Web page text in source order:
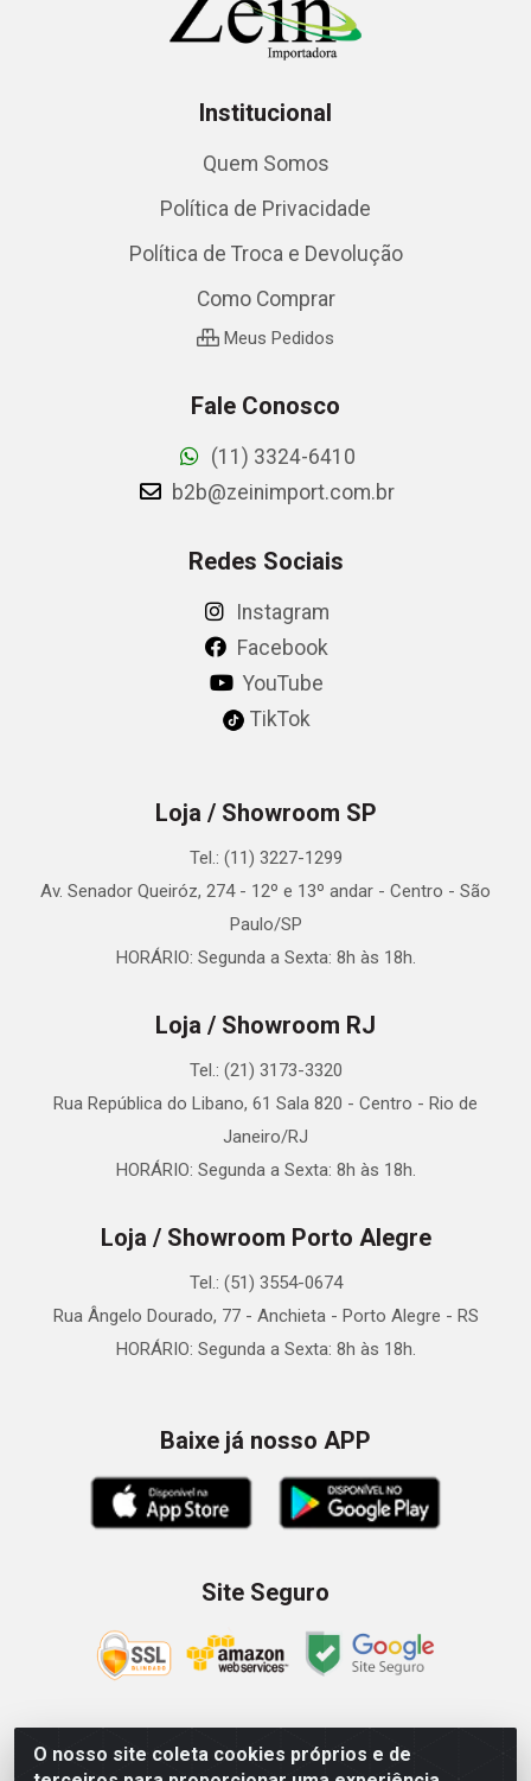
O nosso site coleta cookies próprios e de
Institucional
Quem Somos
Política de Privacidade
Política de Troca e Devolução
Como Comprar
Meus Pedidos
Fale Conosco
(11) 3324-6410
b2b@zeinimport.com.br
Redes Sociais
Instagram
Facebook
YouTube
TikTok
Loja / Showroom SP
Tel.: (11) 3227-1299
Av. Senador Queiróz, 274 - 12º e 13º andar - Centro - São
Paulo/SP
HORÁRIO: Segunda a Sexta: 8h às 18h.
Loja / Showroom RJ
Tel.: (21) 3173-3320
Rua República do Libano, 61 Sala 820 - Centro - Rio de
Janeiro/RJ
HORÁRIO: Segunda a Sexta: 8h às 18h.
Loja / Showroom Porto Alegre
Tel.: (51) 3554-0674
Rua Ângelo Dourado, 77 - Anchieta - Porto Alegre - RS
HORÁRIO: Segunda a Sexta: 8h às 18h.
Baixe já nosso APP
Site Seguro
Zein Importação e Comércio LTDA - Av. Senador Queiróz, 274